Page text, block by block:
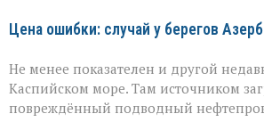
Цена ошибки: случай у берегов
Не менее показателен и другой
Каспийском море. Там источником
повреждённый подводный